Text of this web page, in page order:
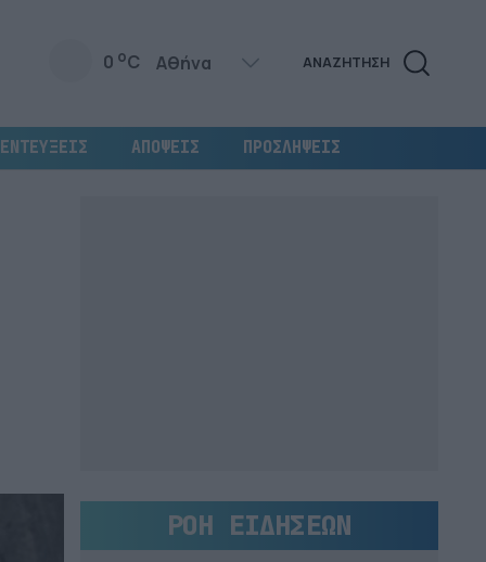
0 oC ΑΝΑΖΗΤΗΣΗ
ΑΠΟΨΕΙΣ ΠΡΟΣΛΗΨΕΙΣ
ΡΟΗ ΕΙΔΗΣΕΩΝ